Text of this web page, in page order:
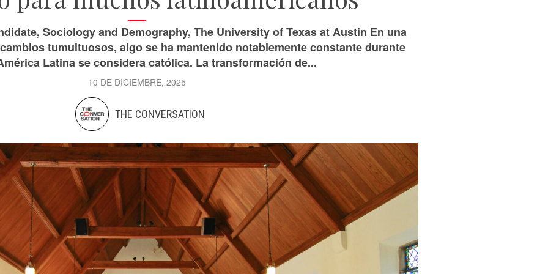
Sociology and Demography, The University of Texas at Austin En una
tumultuosos, algo se ha mantenido notablemente constante durante
Latina se considera católica. La transformación de...
10 DE DICIEMBRE, 2025
THE CONVERSATION